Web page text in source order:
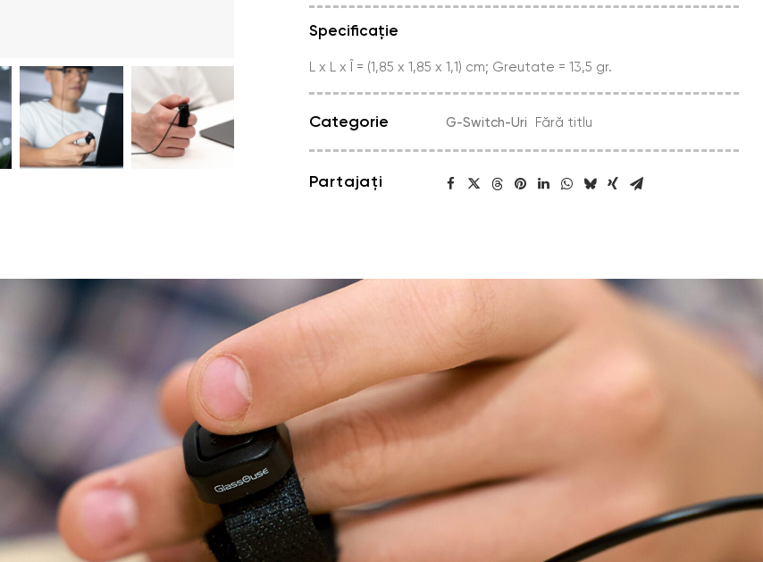
Specificație
L x L x Î = (1,85 x 1,85 x 1,1) cm; Greutate = 13,5 gr.
Categorie G-Switch-Uri Fără titlu
Partajați